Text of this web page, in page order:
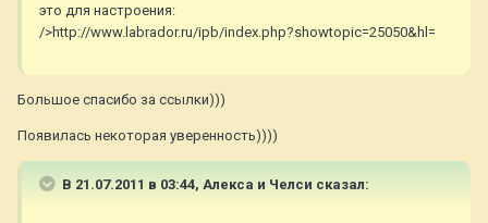
это для настроения:
/>http://www.labrador.ru/ipb/index.php?showtopic=25050&hl=
Большое спасибо за ссылки)))
Появилась некоторая уверенность))))
В 21.07.2011 в 03:44, Алекса и Челси сказал: